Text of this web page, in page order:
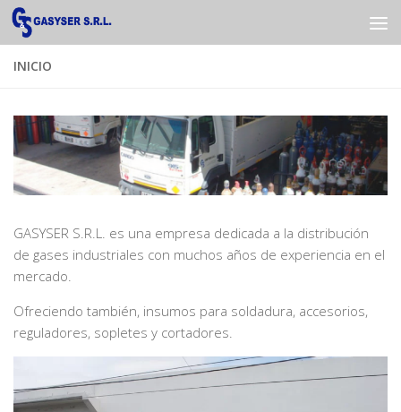
Saltar al contenido
INICIO
GASYSER S.R.L. es una empresa dedicada a la distribución
de gases industriales con muchos años de experiencia en el
mercado.
Ofreciendo también, insumos para soldadura, accesorios,
reguladores, sopletes y cortadores.